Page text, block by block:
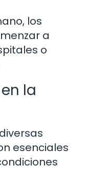
los
a
o
la
esenciales